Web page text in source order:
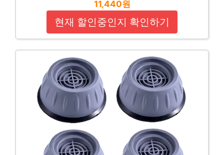
11,440원
현재 할인중인지 확인하기